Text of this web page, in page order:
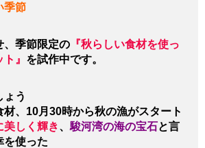
季節
、季節限定の 『秋らしい食材を使っ
』 を試作中です。
ょう
、10月30時から秋の漁がスタート
美しく輝き、駿河湾の海の宝石と言
を使った